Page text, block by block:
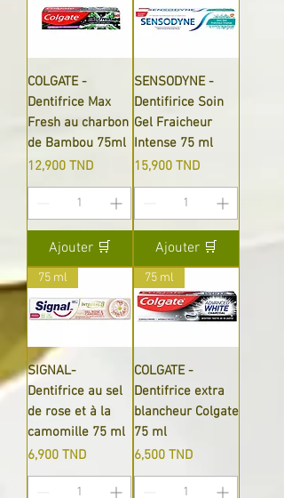
COLGATE -
Dentifrice Max
Fresh au charbon
de Bambou 75ml
Prix
12,900 TND
Ajouter 🛒
SENSODYNE -
Dentifirice Soin
Gel Fraicheur
Intense 75 ml
Prix
15,900 TND
Ajouter 🛒
75 ml
SIGNAL-
Dentifrice au sel
de rose et à la
camomille 75 ml
Prix
6,900 TND
75 ml
COLGATE -
Dentifrice extra
blancheur Colgate
75 ml
Prix
6,500 TND